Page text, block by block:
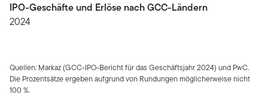
IPO-Geschäfte und Erlöse nach GCC-Ländern
2024
Quellen: Markaz (GCC-IPO-Bericht für das Geschäftsjahr 2024) und PwC.
Die Prozentsätze ergeben aufgrund von Rundungen möglicherweise nicht
100 %.